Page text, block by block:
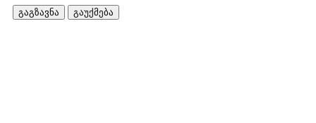
გაგზავნა გაუქმება